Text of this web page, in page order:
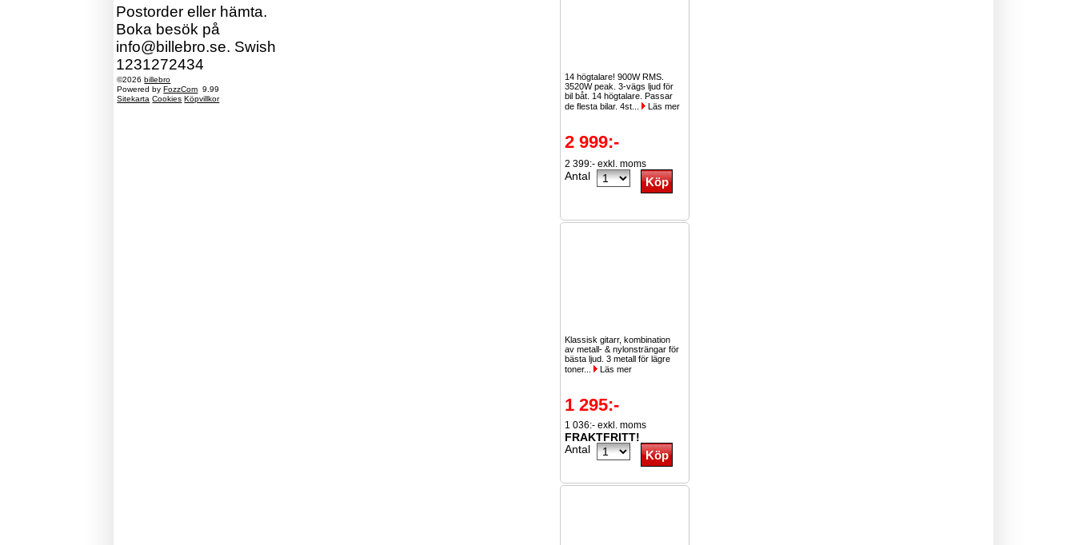
Postorder eller hämta.
Boka besök på
info@billebro.se. Swish
1231272434
©2026billebro
Powered byFozzCom 9.99
Sitekarta Cookies Köpvillkor
14 högtalare! 900W RMS.
3520W peak. 3-vägs ljud för
bil båt. 14 högtalare. Passar
de flesta bilar. 4st...
Läs mer
2 999:-
2 399:- exkl. moms
Antal
Klassisk gitarr, kombination
av metall- & nylonsträngar för
bästa ljud. 3 metall för lägre
toner...
Läs mer
1 295:-
1 036:- exkl. moms
FRAKTFRITT!
Antal